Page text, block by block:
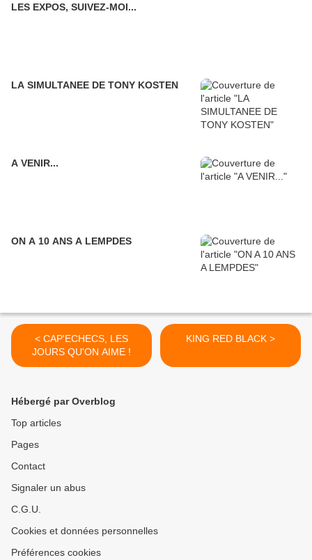
LES EXPOS, SUIVEZ-MOI...
LA SIMULTANEE DE TONY KOSTEN
A VENIR...
ON A 10 ANS A LEMPDES
< CAP'ECHECS, LES
JOURS QU'ON AIME !
KING RED BLACK >
Hébergé par Overblog
Top articles
Pages
Contact
Signaler un abus
C.G.U.
Cookies et données personnelles
Préférences cookies